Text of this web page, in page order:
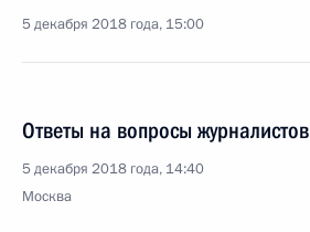
5 декабря 2018 года, 15:00
Ответы на вопросы журналистов
5 декабря 2018 года, 14:40
Москва